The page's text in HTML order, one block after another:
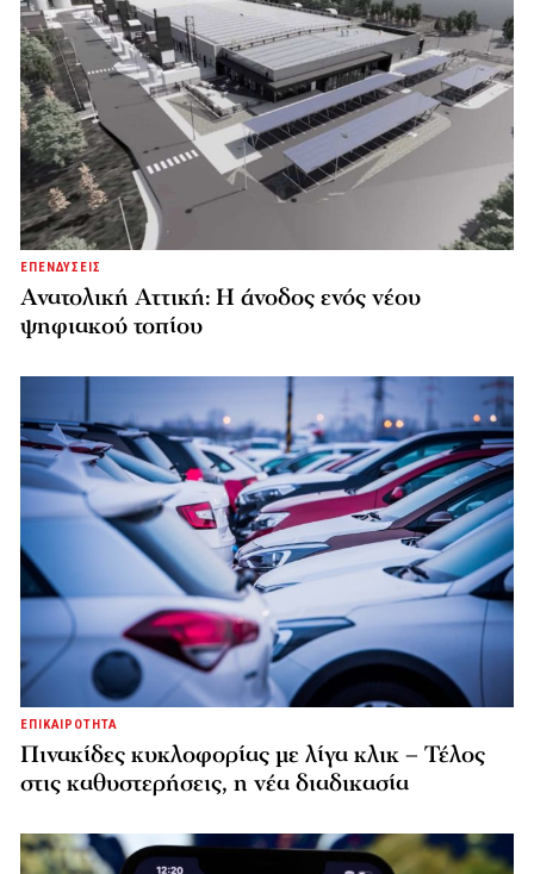
ΕΠΕΝΔΥΣΕΙΣ
Ανατολική Αττική: Η άνοδος ενός νέου
ψηφιακού τοπίου
ΕΠΙΚΑΙΡΟΤΗΤΑ
Πινακίδες κυκλοφορίας με λίγα κλικ – Τέλος
στις καθυστερήσεις, η νέα διαδικασία